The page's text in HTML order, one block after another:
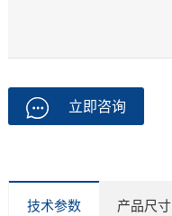
立即咨询
技术参数 产品尺寸